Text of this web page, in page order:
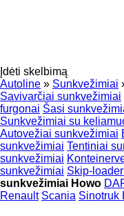
Įdėti skelbimą
Autoline » Sunkvežimiai
Savivarčiai sunkvežimiai
furgonai Šasi
Sunkvežimiai su
Autovežiai sunkvežimiai
sunkvežimiai Tentiniai
sunkvežimiai
sunkvežimiai Skip-
sunkvežimiai Howo
Renault Scania Sinotruk